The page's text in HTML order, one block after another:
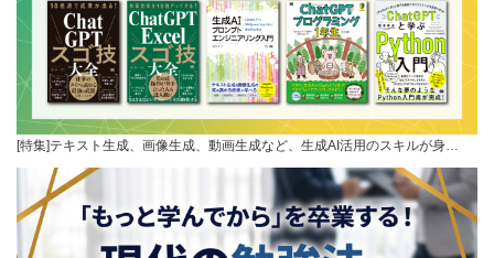
[特集]テキスト生成、画像生成、動画生成など、生成AI活用のスキルが身…